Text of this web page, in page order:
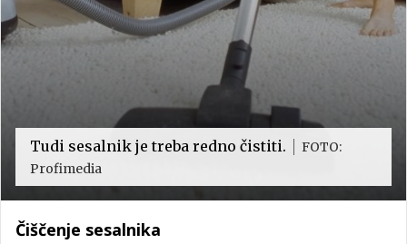
Tudi sesalnik je treba redno čistiti.
FOTO:
Profimedia
Čiščenje sesalnika